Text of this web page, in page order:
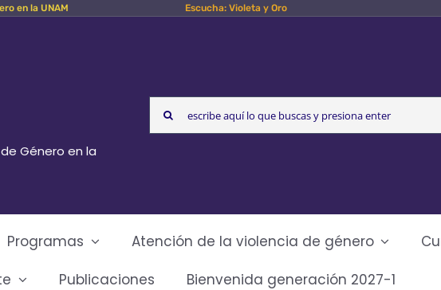
en la UNAM Escucha: Violeta y Oro
Género en la
Search
for:
Programas Atención de la violencia de género
Publicaciones Bienvenida generación 2027-1